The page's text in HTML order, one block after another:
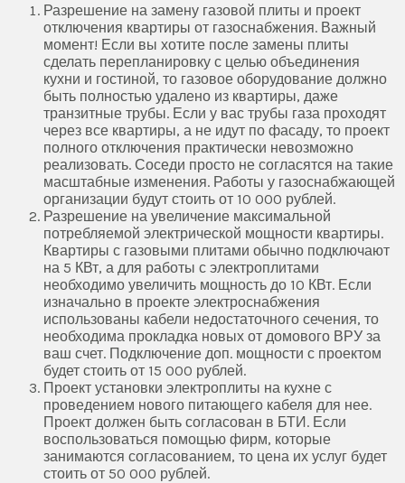
Разрешение на замену газовой плиты и проект
отключения квартиры от газоснабжения. Важный
момент! Если вы хотите после замены плиты
сделать перепланировку с целью объединения
кухни и гостиной, то газовое оборудование должно
быть полностью удалено из квартиры, даже
транзитные трубы. Если у вас трубы газа проходят
через все квартиры, а не идут по фасаду, то проект
полного отключения практически невозможно
реализовать. Соседи просто не согласятся на такие
масштабные изменения. Работы у газоснабжающей
организации будут стоить от 10 000 рублей.
Разрешение на увеличение максимальной
потребляемой электрической мощности квартиры.
Квартиры с газовыми плитами обычно подключают
на 5 КВт, а для работы с электроплитами
необходимо увеличить мощность до 10 КВт. Если
изначально в проекте электроснабжения
использованы кабели недостаточного сечения, то
необходима прокладка новых от домового ВРУ за
ваш счет. Подключение доп. мощности с проектом
будет стоить от 15 000 рублей.
Проект установки электроплиты на кухне с
проведением нового питающего кабеля для нее.
Проект должен быть согласован в БТИ. Если
воспользоваться помощью фирм, которые
занимаются согласованием, то цена их услуг будет
стоить от 50 000 рублей.